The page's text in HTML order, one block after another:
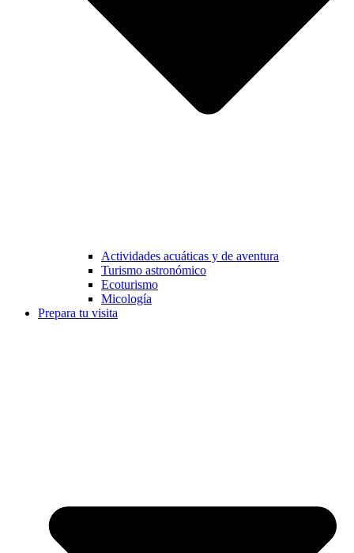
Actividades acuáticas y de aventura
Turismo astronómico
Ecoturismo
Micología
Prepara tu visita